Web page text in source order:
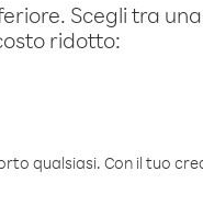
Scegli tra
ridotto:
qualsiasi. Con il tuo